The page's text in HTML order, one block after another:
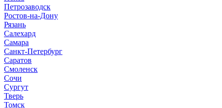
Петрозаводск
Ростов-на-Дону
Рязань
Салехард
Самара
Санкт-Петербург
Саратов
Смоленск
Сочи
Сургут
Тверь
Томск